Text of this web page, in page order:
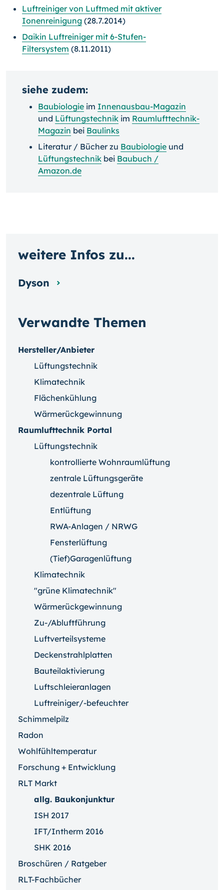
Luftreiniger von Luftmed mit aktiver
Ionenreinigung (28.7.2014)
Daikin Luftreiniger mit 6-Stufen-
Filtersystem (8.11.2011)
siehe zudem:
Baubiologie im Innenausbau-Magazin
und Lüftungstechnik im Raumlufttechnik-
Magazin bei Baulinks
Literatur / Bücher zu Baubiologie und
Lüftungstechnik bei Baubuch /
Amazon.de
Verwandte Themen
Hersteller/Anbieter
Lüftungstechnik
Klimatechnik
Flächenkühlung
Wärmerückgewinnung
Raumlufttechnik Portal
Lüftungstechnik
kontrollierte Wohnraumlüftung
zentrale Lüftungsgeräte
dezentrale Lüftung
Entlüftung
RWA-Anlagen / NRWG
Fensterlüftung
(Tief)Garagenlüftung
Klimatechnik
"grüne Klimatechnik"
Wärmerückgewinnung
Zu-/Abluftführung
Luftverteilsysteme
Deckenstrahlplatten
Bauteilaktivierung
Luftschleieranlagen
Luftreiniger/-befeuchter
Schimmelpilz
Radon
Wohlfühltemperatur
Forschung + Entwicklung
RLT Markt
allg. Baukonjunktur
ISH 2017
IFT/Intherm 2016
SHK 2016
Broschüren / Ratgeber
RLT-Fachbücher
weitere Infos zu...
Dyson